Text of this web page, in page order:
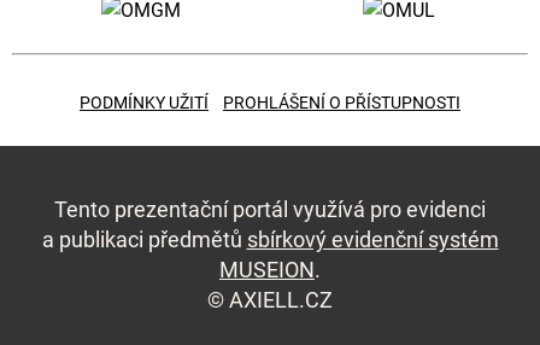
PODMÍNKY UŽITÍ PROHLÁŠENÍ O PŘÍSTUPNOSTI
Tento prezentační portál využívá pro evidenci
a publikaci předmětů sbírkový evidenční systém
MUSEION.
©AXIELL.CZ